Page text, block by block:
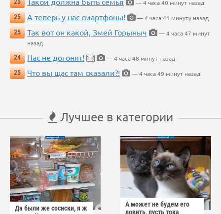
25
— 4 часа 40 минут назад
25
А теперь у нас смартфоны!
— 4 часа 41 минуту назад
25
Так вот он какой, Змей Горыныч
— 4 часа 47 минут
назад
24
Нас не догонят!
— 4 часа 48 минут назад
25
Что вы щас там сказали?! — 4 часа 49 минут назад
Лучшее в категории
Да были же сосиски, я ж
А может не будем его
ловить, пусть тока